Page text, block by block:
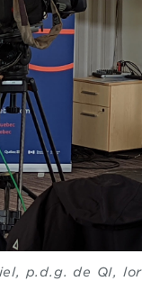
p.d.g. de QI,